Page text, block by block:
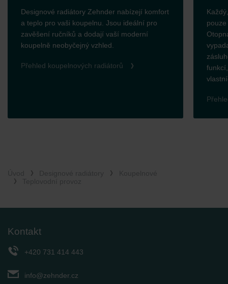
Zehnder nabízejí komfort
koupelnu. Jsou ideální pro
a dodají vaší moderní
vzhled.
radiátorů
Každý, kdo zařizuje dům či
pouze praktičností, ale také
Otopná tělesa Zehnder
vypadat teplo v indiviuální
zásluhou množství tvarů,
funkcí, které inspirují:
vlastních preferencí - bez
Přehled bytových radiátorů
Kontakt
+420 731 414 443
info@zehnder.cz